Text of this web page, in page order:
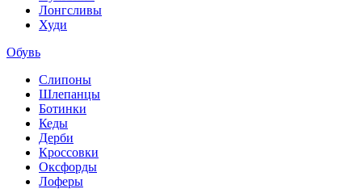
Лонгсливы
Худи
Обувь
Слипоны
Шлепанцы
Ботинки
Кеды
Дерби
Кроссовки
Оксфорды
Лоферы